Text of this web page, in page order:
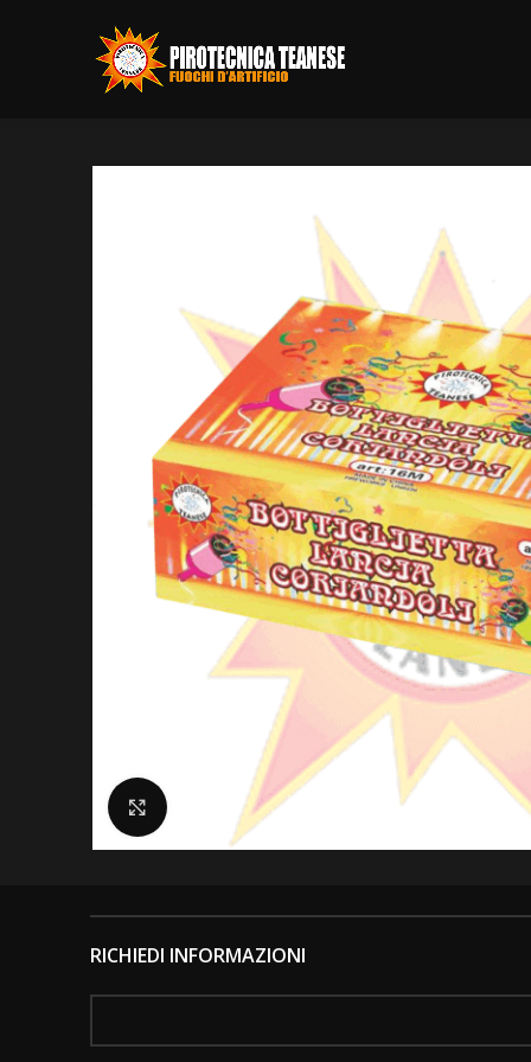
Clicca per ingrandire
RICHIEDI INFORMAZIONI